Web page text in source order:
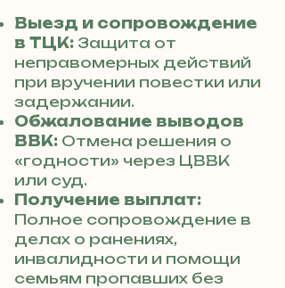
Выезд и сопровождение
в ТЦК: Защита от
неправомерных действий
при вручении повестки или
задержании.
Обжалование выводов
ВВК: Отмена решения о
«годности» через ЦВВК
или суд.
Получение выплат:
Полное сопровождение в
делах о ранениях,
инвалидности и помощи
семьям пропавших без